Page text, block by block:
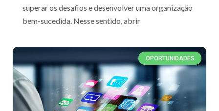
superar os desafios e desenvolver uma organização
bem-sucedida. Nesse sentido, abrir
OPORTUNIDADES